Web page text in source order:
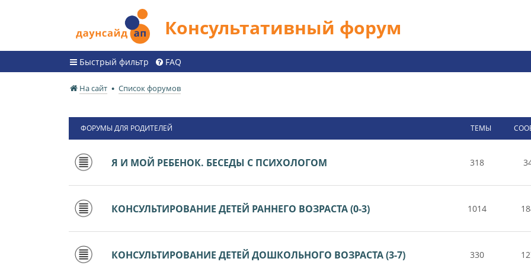
Консультативный форум
Быстрый фильтр FAQ
На сайт Список форумов
ФОРУМЫ ДЛЯ РОДИТЕЛЕЙ ТЕМЫ
Я И МОЙ РЕБЕНОК. БЕСЕДЫ С ПСИХОЛОГОМ 318
КОНСУЛЬТИРОВАНИЕ ДЕТЕЙ РАННЕГО ВОЗРАСТА (0-3) 1014
КОНСУЛЬТИРОВАНИЕ ДЕТЕЙ ДОШКОЛЬНОГО ВОЗРАСТА (3-7) 330